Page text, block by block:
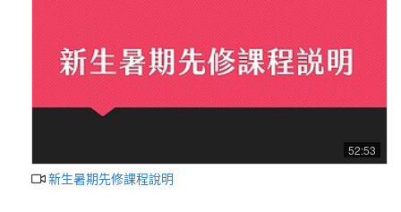
52:53
新生暑期先修課程說明